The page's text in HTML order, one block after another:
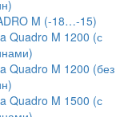
M (-18…-15)
Quadro M 1200 (с
Quadro M 1200 (без
Quadro M 1500 (с